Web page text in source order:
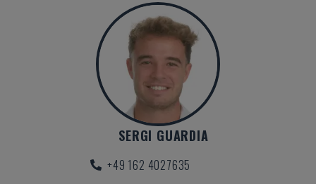
SERGI GUARDIA
+49 162 4027635